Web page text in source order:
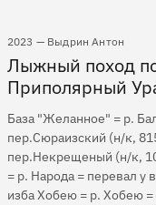
2023 — Выдрин Антон
Лыжный поход
Приполярный
База "Желанное" = р.
пер.Сюраизский (н/к,
пер.Некрещеный (н/к,
= р. Народа = перевал
изба Хобею = р. Хобею